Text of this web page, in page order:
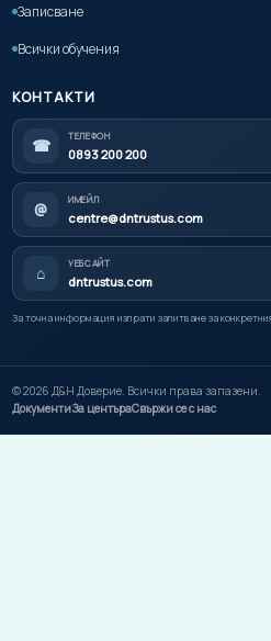
Записване
Всички обучения
КОНТАКТИ
☎ ТЕЛЕФОН
0893 200 200
@ ИМЕЙЛ
centre@dntrustus.com
⌂ УЕБСАЙТ
dntrustus.com
За точна информация изпрати запитване за
©2026 Д&Н Доверие. Всички права запазени.
ДокументиЗа центъраСвържи се с нас